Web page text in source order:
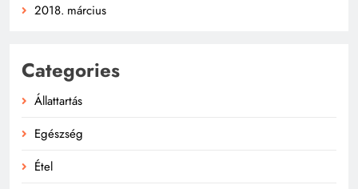
2018. március
Categories
Állattartás
Egészség
Étel